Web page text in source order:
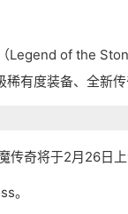
Legend of the
有度装备、全新
奇将于2月26日上
。